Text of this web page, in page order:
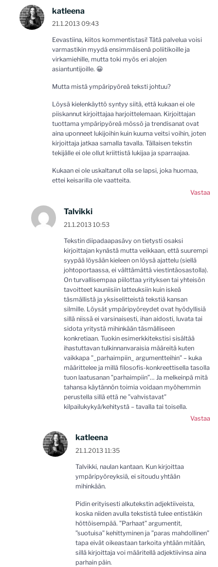
katleena
21.1.2013 09:43
Eevastiina, kiitos kommentistasi! Tätä palvelua voisi
varmastikin myydä ensimmäisenä poliitikoille ja
virkamiehille, mutta toki myös eri alojen
asiantuntijoille. 😀
Mutta mistä ympäripyöreä teksti johtuu?
Löysä kielenkäyttö syntyy siitä, että kukaan ei ole
piiskannut kirjoittajaa harjoittelemaan. Kirjoittajan
tuottama ympäripyöreä mössö ja trendisanat ovat
aina uponneet lukijoihin kuin kuuma veitsi voihin, joten
kirjoittaja jatkaa samalla tavalla. Tällaisen tekstin
tekijälle ei ole ollut kriittistä lukijaa ja sparraajaa.
Kukaan ei ole uskaltanut olla se lapsi, joka huomaa,
ettei keisarilla ole vaatteita.
Vastaa
Talvikki
21.1.2013 10:53
Tekstin diipadaapasävy on tietysti osaksi
kirjoittajan kynästä mutta veikkaan, että suurempi
syypää löysään kieleen on löysä ajattelu (siellä
johtoportaassa, ei välttämättä viestintäosastolla).
On turvallisempaa piilottaa yrityksen tai yhteisön
tavoitteet kauniisiin latteuksiin kuin iskeä
täsmällistä ja yksiselitteistä tekstiä kansan
silmille. Löysät ympäripyöreydet ovat hyödyllisiä
sillä niissä ei varsinaisesti, ihan aidosti, luvata tai
sidota yritystä mihinkään täsmälliseen
konkretiaan. Tuokin esimerkkitekstisi sisältää
ihastuttavan tulkinnanvaraisia määreitä kuten
vaikkapa ”_parhaimpiin_ argumentteihin” – kuka
määrittelee ja millä filosofis-konkreettisella tasolla
tuon laatusanan ”parhaimpiin”… Ja melkeinpä mitä
tahansa käytännön toimia voidaan myöhemmin
perustella sillä että ne ”vahvistavat”
kilpailukykyä/kehitystä – tavalla tai toisella.
Vastaa
katleena
21.1.2013 11:35
Talvikki, naulan kantaan. Kun kirjoittaa
ympäripyöreyksiä, ei sitoudu yhtään
mihinkään.
Pidin erityisesti alkutekstin adjektiiveista,
koska niiden avulla tekstistä tulee entistäkin
höttöisempää. ”Parhaat” argumentit,
”suotuisa” kehittyminen ja ”paras mahdollinen”
tapa eivät oikeastaan tarkoita yhtään mitään,
sillä kirjoittaja voi määritellä adjektiivinsa aina
parhain päin.